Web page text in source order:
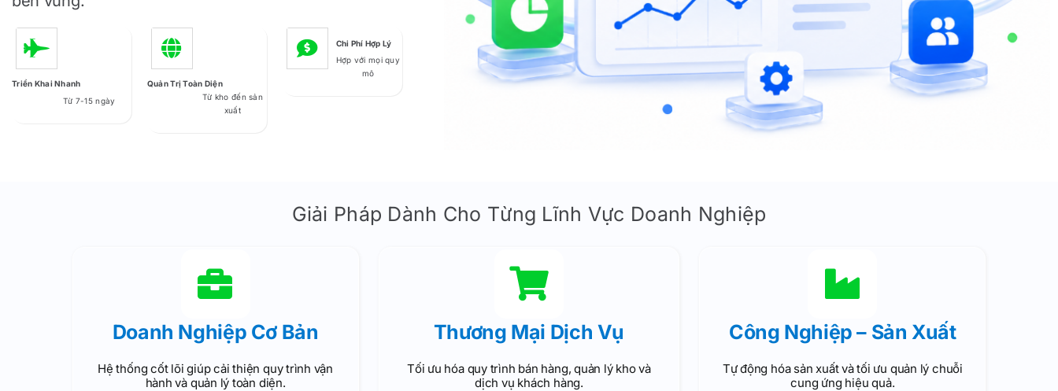
DOANH NGHIỆP CN – SX
Doanh Nghiệp Dầu Khí
DOANH NGHIỆP DU LỊCH
Quản Lý Khu Du Lịch – Resort
NÔNG NGHIỆP 4.0
Farm
Quản Lý Trồng Trọt
Quản Lý Chuỗi Cung Ứng Nông Sản
Triển Khai Nhanh
Từ 7-15 ngày
Quản Trị Toàn Diện
Từ kho đến sản
xuất
Chi Phí Hợp Lý
Hợp với mọi quy
mô
Giải Pháp Dành Cho Từng Lĩnh Vực Doanh Nghiệp
Doanh Nghiệp Cơ Bản
Hệ thống cốt lõi giúp cải thiện quy trình vận
hành và quản lý toàn diện.
Thương Mại Dịch Vụ
Tối ưu hóa quy trình bán hàng, quản lý kho và
dịch vụ khách hàng.
Công Nghiệp – Sản Xuất
Tự động hóa sản xuất và tối ưu quản lý chuỗi
cung ứng hiệu quả.